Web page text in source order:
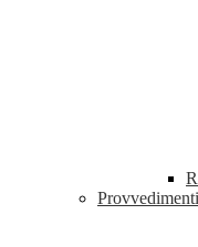
Provvedimenti